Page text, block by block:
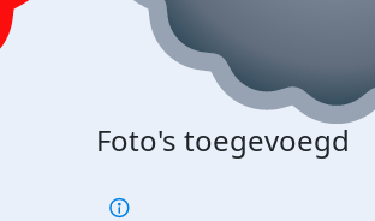
Foto's toegevoegd